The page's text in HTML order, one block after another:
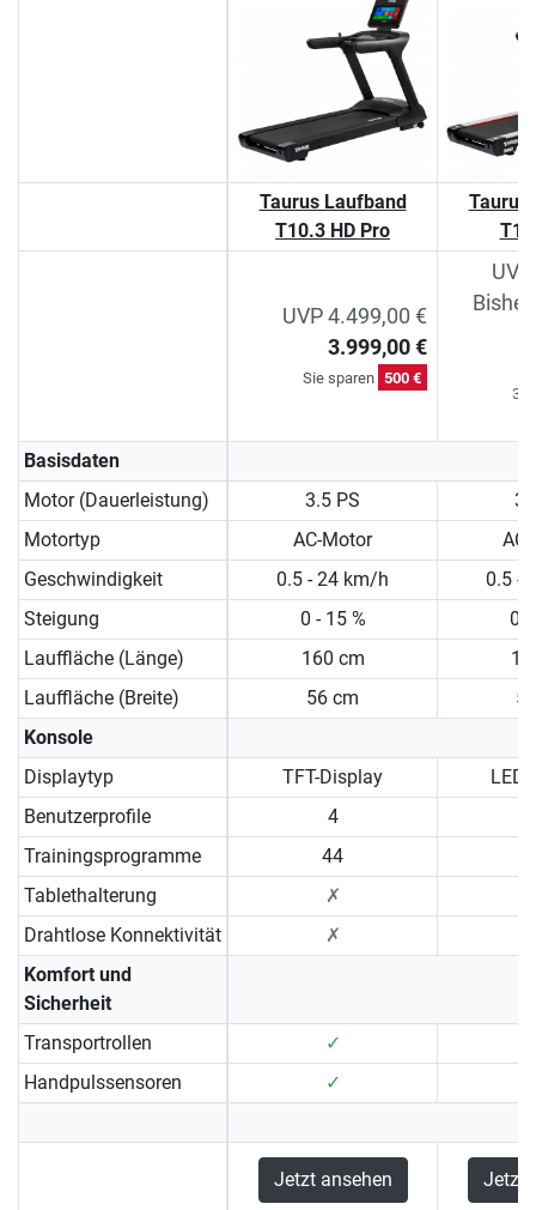
Taurus Laufband
T10.3 HD Pro
Taurus
UVP 4.499,00 €
3.999,00 €
Sie sparen 500 €
Basisdaten
Motor (Dauerleistung)
3.5 PS
Motortyp
AC-Motor
Geschwindigkeit
0.5 - 24 km/h
0.5 -
Steigung
0 - 15 %
0 -
Lauffläche (Länge)
160 cm
Lauffläche (Breite)
56 cm
Konsole
Displaytyp
TFT-Display
Benutzerprofile
4
Trainingsprogramme
44
Tablethalterung
✗
Drahtlose Konnektivität
✗
Komfort und
Sicherheit
Transportrollen
✓
Handpulssensoren
✓
Jetzt ansehen Jetzt